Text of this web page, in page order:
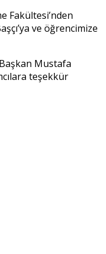
Fakültesi’nden
ve öğrencimize
Mustafa
teşekkür